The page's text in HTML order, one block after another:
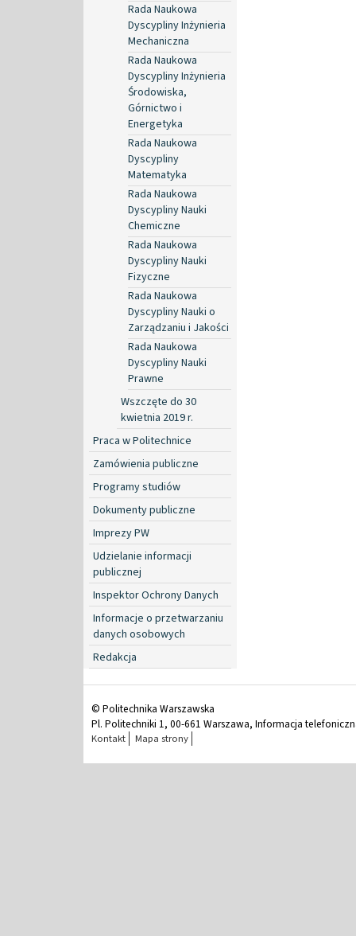
Rada Naukowa
Dyscypliny Inżynieria
Mechaniczna
Rada Naukowa
Dyscypliny Inżynieria
Środowiska,
Górnictwo i
Energetyka
Rada Naukowa
Dyscypliny
Matematyka
Rada Naukowa
Dyscypliny Nauki
Chemiczne
Rada Naukowa
Dyscypliny Nauki
Fizyczne
Rada Naukowa
Dyscypliny Nauki o
Zarządzaniu i Jakości
Rada Naukowa
Dyscypliny Nauki
Prawne
Wszczęte do 30
kwietnia 2019 r.
Praca w Politechnice
Zamówienia publiczne
Programy studiów
Dokumenty publiczne
Imprezy PW
Udzielanie informacji
publicznej
Inspektor Ochrony Danych
Informacje o przetwarzaniu
danych osobowych
Redakcja
© Politechnika Warszawska
Pl. Politechniki 1, 00-661 Warszawa, Informacja
Kontakt Mapa strony